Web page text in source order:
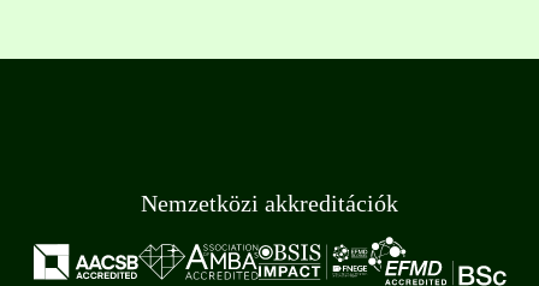
Nemzetközi akkreditációk